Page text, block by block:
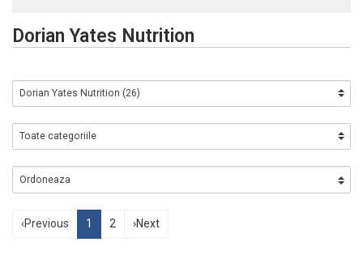
Dorian Yates Nutrition
‹Previous 1 2 ›Next